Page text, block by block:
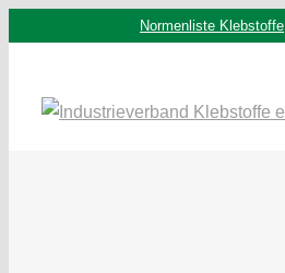
Normenliste Klebstoffe